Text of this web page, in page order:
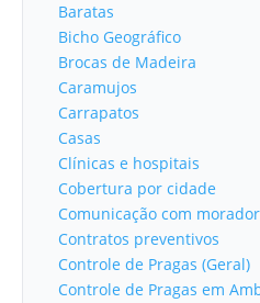
Baratas
Bicho Geográfico
Brocas de Madeira
Caramujos
Carrapatos
Casas
Clínicas e hospitais
Cobertura por cidade
Comunicação com
Contratos preventivos
Controle de Pragas (Geral)
Controle de Pragas em